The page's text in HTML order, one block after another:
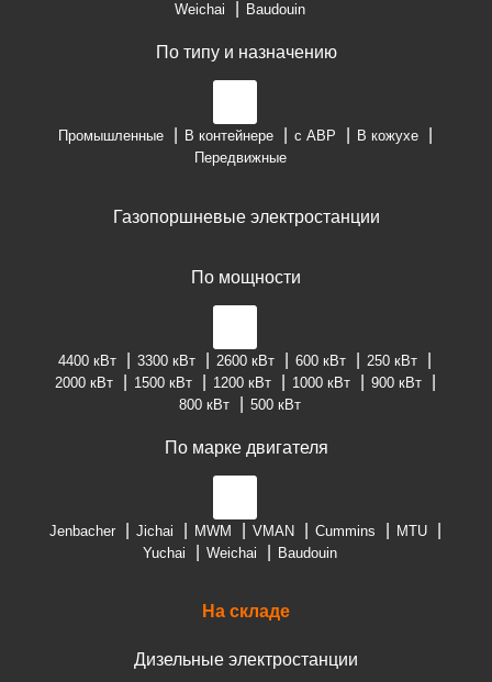
Weichai
Baudouin
По типу и назначению
Промышленные В контейнере с АВР
В кожухе
Передвижные
Газопоршневые электростанции
По мощности
4400 кВт 3300 кВт 2600 кВт 600 кВт
250 кВт
2000 кВт
1500 кВт 1200 кВт 1000 кВт
900 кВт
800 кВт
500 кВт
По марке двигателя
Jenbacher Jichai MWM VMAN Cummins
MTU
Yuchai
Weichai Baudouin
На складе
Дизельные электростанции